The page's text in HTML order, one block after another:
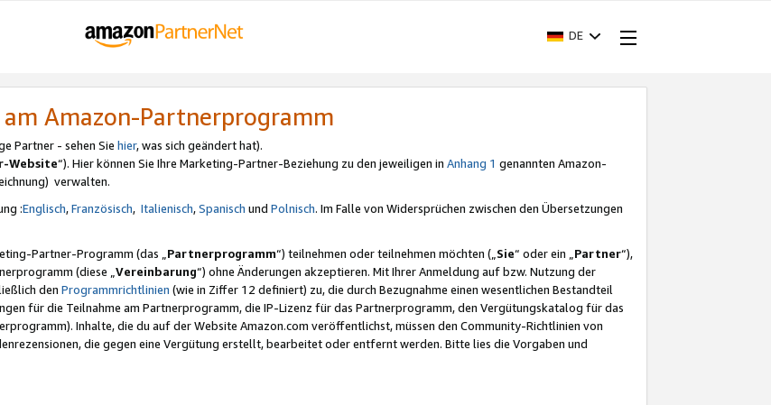
DE
Amazon-Partnerprogramm
Partner - sehen Sie hier, was sich geändert hat).
Website“). Hier können Sie Ihre Marketing-Partner-Beziehung zu den jeweiligen in Anhang 1 genannten Amazon-
verwalten.
:Englisch,Französisch, Italienisch,Spanisch und Polnisch. Im Falle von Widersprüchen zwischen den Übersetzungen
Partner-Programm (das „Partnerprogramm“) teilnehmen oder teilnehmen möchten („Sie“ oder ein „Partner“),
(diese „Vereinbarung“) ohne Änderungen akzeptieren. Mit Ihrer Anmeldung auf bzw. Nutzung der
den Programmrichtlinien (wie in Ziffer 12 definiert) zu, die durch Bezugnahme einen wesentlichen Bestandteil
für die Teilnahme am Partnerprogramm, die IP-Lizenz für das Partnerprogramm, den Vergütungskatalog für das
Inhalte, die du auf der Website Amazon.com veröffentlichst, müssen den Community-Richtlinien von
die gegen eine Vergütung erstellt, bearbeitet oder entfernt werden. Bitte lies die Vorgaben und